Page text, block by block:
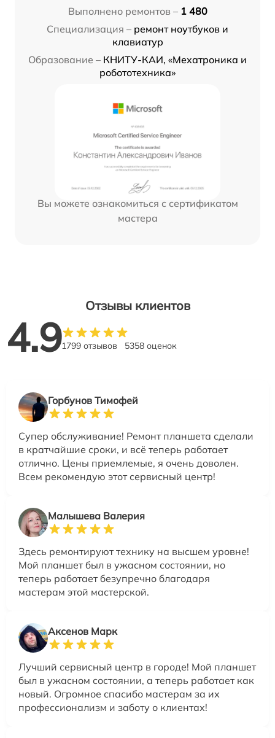
Выполнено ремонтов – 1 480
Специализация – ремонт ноутбуков и
клавиатур
Образование – КНИТУ-КАИ, «Мехатроника и
робототехника»
Вы можете ознакомиться с сертификатом
мастера
Отзывы клиентов
4.91799 отзывов 5358 оценок
Горбунов Тимофей
Супер обслуживание! Ремонт планшета сделали
в кратчайшие сроки, и всё теперь работает
отлично. Цены приемлемые, я очень доволен.
Всем рекомендую этот сервисный центр!
Малышева Валерия
Здесь ремонтируют технику на высшем уровне!
Мой планшет был в ужасном состоянии, но
теперь работает безупречно благодаря
мастерам этой мастерской.
Аксенов Марк
Лучший сервисный центр в городе! Мой планшет
был в ужасном состоянии, а теперь работает как
новый. Огромное спасибо мастерам за их
профессионализм и заботу о клиентах!